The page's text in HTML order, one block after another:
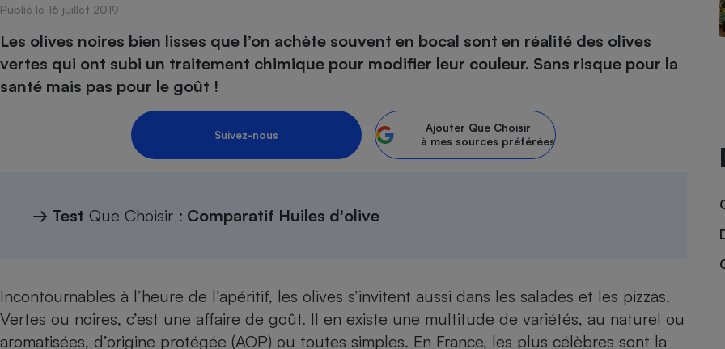
Publié le 16 juillet 2019
Les olives noires bien lisses que l’on achète souvent en bocal sont en réalité des olives
vertes qui ont subi un traitement chimique pour modifier leur couleur. Sans risque pour la
santé mais pas pour le goût !
Suivez-nous
Ajouter Que Choisir
à mes sources préférées
→ Test Que Choisir : Comparatif Huiles d'olive
Incontournables à l’heure de l’apéritif, les olives s’invitent aussi dans les salades et les pizzas.
Vertes ou noires, c’est une affaire de goût. Il en existe une multitude de variétés, au naturel ou
aromatisées, d’origine protégée (AOP) ou toutes simples. En France, les plus célèbres sont la
Champagne - Comment choisir une
bouteille de champagne
Assurance emprunteur Assurance vie
Gros électroménager
Petit électroménager - Ustensile
Téléphonie
Mutuelle Aide auditive